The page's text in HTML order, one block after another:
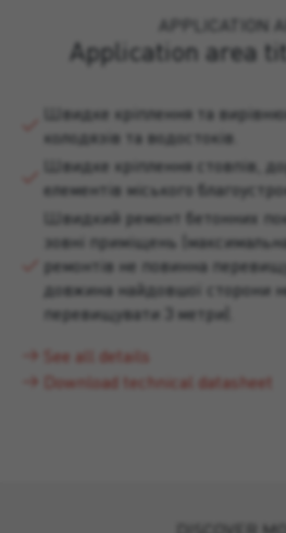
APPLICATION
Application area
Швидке кріплення та
колодязів та водостоків.
Швидке кріплення стовпів,
елементів міського
Швидкий ремонт бетонних
зовні приміщень
ремонтів не повинна
довжина найдовшої сторони
перевищувати 3 метри).
See all details
Download technical datasheet